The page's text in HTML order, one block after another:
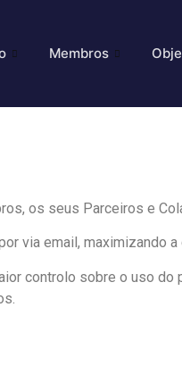
Membros
os seus Parceiros e
via email, maximizando
controlo sobre o uso